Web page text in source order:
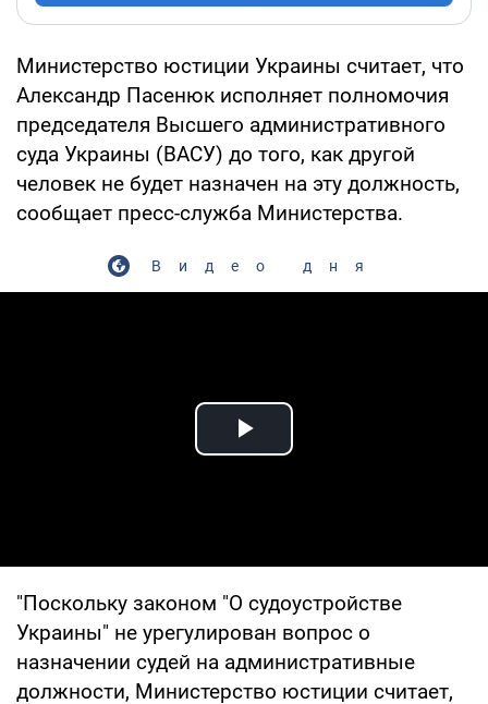
Министерство юстиции Украины считает, что
Александр Пасенюк исполняет полномочия
председателя Высшего административного
суда Украины (ВАСУ) до того, как другой
человек не будет назначен на эту должность,
сообщает пресс-служба Министерства.
Видео дня
Play Video
"Поскольку законом "О судоустройстве
Украины" не урегулирован вопрос о
назначении судей на административные
должности, Министерство юстиции считает,